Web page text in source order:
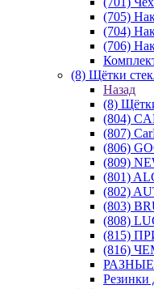
(705)
(704)
(706)
(8) Щётки
Назад
(8)
(804)
(807)
(806)
(809)
(801)
(802)
(803)
(808)
(815)
(816)
РАЗНЫЕ
Резинки